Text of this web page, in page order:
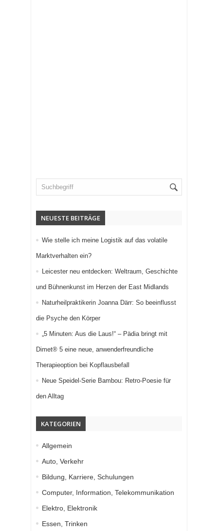
NEUESTE BEITRÄGE
Wie stelle ich meine Logistik auf das volatile
Marktverhalten ein?
Leicester neu entdecken: Weltraum, Geschichte
und Bühnenkunst im Herzen der East Midlands
Naturheilpraktikerin Joanna Därr: So beeinflusst
die Psyche den Körper
„5 Minuten: Aus die Laus!“ – Pädia bringt mit
Dimet® 5 eine neue, anwenderfreundliche
Therapieoption bei Kopflausbefall
Neue Speidel-Serie Bambou: Retro-Poesie für
den Alltag
KATEGORIEN
Allgemein
Auto, Verkehr
Bildung, Karriere, Schulungen
Computer, Information, Telekommunikation
Elektro, Elektronik
Essen, Trinken